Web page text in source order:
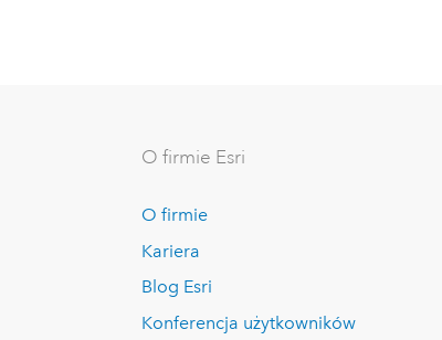
O firmie Esri
O firmie
Kariera
Blog Esri
Konferencja użytkowników